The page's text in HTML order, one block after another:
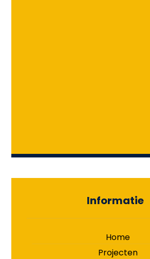
Informatie
Home
Projecten